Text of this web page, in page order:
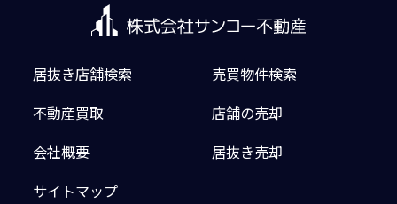
居抜き店舗検索
売買物件検索
不動産買取
店舗の売却
会社概要
居抜き売却
サイトマップ